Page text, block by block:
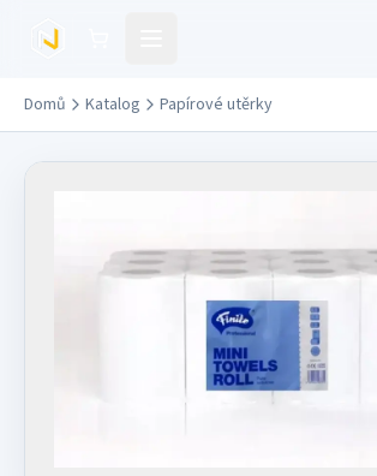
Přejít na hlavní obsah
Domů Katalog Papírové utěrky